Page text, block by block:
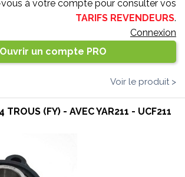
à votre compte pour consulter vos
TARIFS REVENDEURS.
Connexion
Ouvrir un compte PRO
Voir le produit >
TROUS (FY) - AVEC YAR211 - UCF211